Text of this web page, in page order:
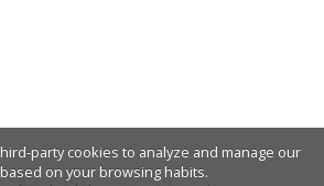
party cookies to analyze and manage our
on your browsing habits.